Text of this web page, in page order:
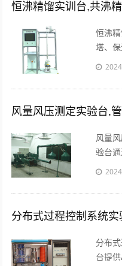
恒沸精馏实训台,共沸
恒沸
塔、
器、
架。...
风量风压测定实验台,
风量
验台
量，
风量
分布式过程控制系统
分布
台提